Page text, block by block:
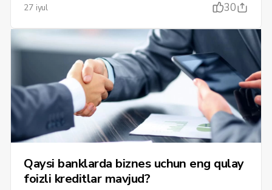
27 iyul 30
Qaysi banklarda biznes uchun eng qulay
foizli kreditlar mavjud?